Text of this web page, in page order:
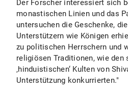
Der Forscher interessiert sich
monastischen Linien und das
untersuchen die Geschenke,
Unterstützern wie Königen
zu politischen Herrschern und
religiösen Traditionen, wie den
‚hinduistischen‘ Kulten von
Unterstützung konkurrierten."